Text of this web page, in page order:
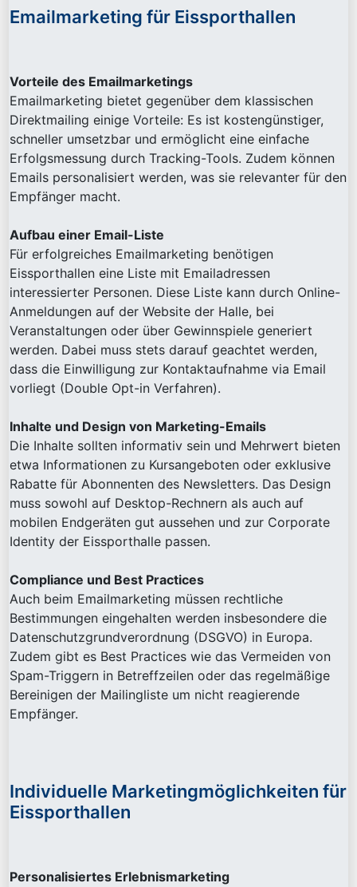
Emailmarketing für Eissporthallen
Vorteile des Emailmarketings
Emailmarketing bietet gegenüber dem klassischen
Direktmailing einige Vorteile: Es ist kostengünstiger,
schneller umsetzbar und ermöglicht eine einfache
Erfolgsmessung durch Tracking-Tools. Zudem können
Emails personalisiert werden, was sie relevanter für den
Empfänger macht.
Aufbau einer Email-Liste
Für erfolgreiches Emailmarketing benötigen
Eissporthallen eine Liste mit Emailadressen
interessierter Personen. Diese Liste kann durch Online-
Anmeldungen auf der Website der Halle, bei
Veranstaltungen oder über Gewinnspiele generiert
werden. Dabei muss stets darauf geachtet werden,
dass die Einwilligung zur Kontaktaufnahme via Email
vorliegt (Double Opt-in Verfahren).
Inhalte und Design von Marketing-Emails
Die Inhalte sollten informativ sein und Mehrwert bieten
etwa Informationen zu Kursangeboten oder exklusive
Rabatte für Abonnenten des Newsletters. Das Design
muss sowohl auf Desktop-Rechnern als auch auf
mobilen Endgeräten gut aussehen und zur Corporate
Identity der Eissporthalle passen.
Compliance und Best Practices
Auch beim Emailmarketing müssen rechtliche
Bestimmungen eingehalten werden insbesondere die
Datenschutzgrundverordnung (DSGVO) in Europa.
Zudem gibt es Best Practices wie das Vermeiden von
Spam-Triggern in Betreffzeilen oder das regelmäßige
Bereinigen der Mailingliste um nicht reagierende
Empfänger.
Individuelle Marketingmöglichkeiten für
Eissporthallen
Personalisiertes Erlebnismarketing